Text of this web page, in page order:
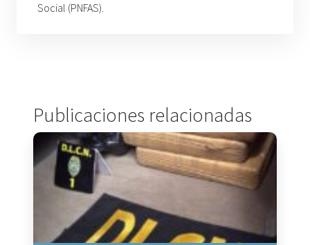
Social (PNFAS).
Publicaciones relacionadas